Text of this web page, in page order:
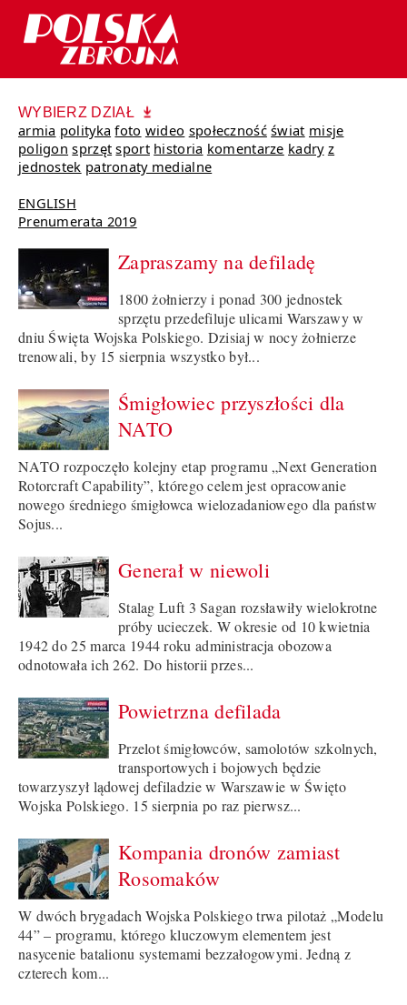
WYBIERZ DZIAŁ
armia polityka foto wideo społeczność świat misje
poligon sprzęt sport historia komentarze kadry z
jednostek patronaty medialne
ENGLISH
Prenumerata 2019
Zapraszamy na defiladę
1800 żołnierzy i ponad 300 jednostek
sprzętu przedefiluje ulicami Warszawy w
dniu Święta Wojska Polskiego. Dzisiaj w nocy żołnierze
trenowali, by 15 sierpnia wszystko był...
Śmigłowiec przyszłości dla
NATO
NATO rozpoczęło kolejny etap programu „Next Generation
Rotorcraft Capability”, którego celem jest opracowanie
nowego średniego śmigłowca wielozadaniowego dla państw
Sojus...
Generał w niewoli
Stalag Luft 3 Sagan rozsławiły wielokrotne
próby ucieczek. W okresie od 10 kwietnia
1942 do 25 marca 1944 roku administracja obozowa
odnotowała ich 262. Do historii przes...
Powietrzna defilada
Przelot śmigłowców, samolotów szkolnych,
transportowych i bojowych będzie
towarzyszył lądowej defiladzie w Warszawie w Święto
Wojska Polskiego. 15 sierpnia po raz pierwsz...
Kompania dronów zamiast
Rosomaków
W dwóch brygadach Wojska Polskiego trwa pilotaż „Modelu
44” – programu, którego kluczowym elementem jest
nasycenie batalionu systemami bezzałogowymi. Jedną z
czterech kom...